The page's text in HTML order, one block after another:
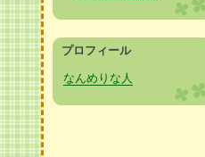
プロフィール
なんめりな人